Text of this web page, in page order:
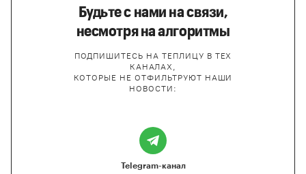
Будьте с нами на связи,
несмотря на алгоритмы
ПОДПИШИТЕСЬ НА ТЕПЛИЦУ В ТЕХ
КАНАЛАХ,
КОТОРЫЕ НЕ ОТФИЛЬТРУЮТ НАШИ
НОВОСТИ:
Telegram-канал